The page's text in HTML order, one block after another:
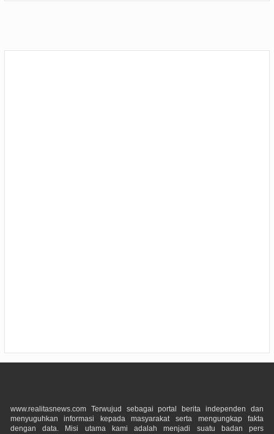
www.realitasnews.com Terwujud sebagai portal berita independen dan
menyuguhkan informasi kepada masyarakat serta mengungkap fakta
dengan data. Misi utama kami adalah menjadi suatu badan pers